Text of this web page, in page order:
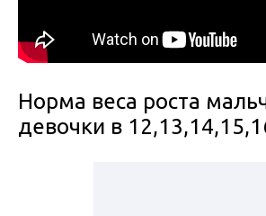
Норма веса роста
девочки в